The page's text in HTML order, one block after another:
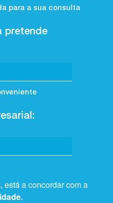
para a sua consulta
pretende
está a concordar com a